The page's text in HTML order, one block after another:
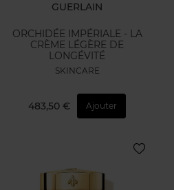
GUERLAIN
ORCHIDÉE IMPÉRIALE - LA
CRÈME LÉGÈRE DE
LONGÉVITÉ
SKINCARE
483,50 € Ajouter